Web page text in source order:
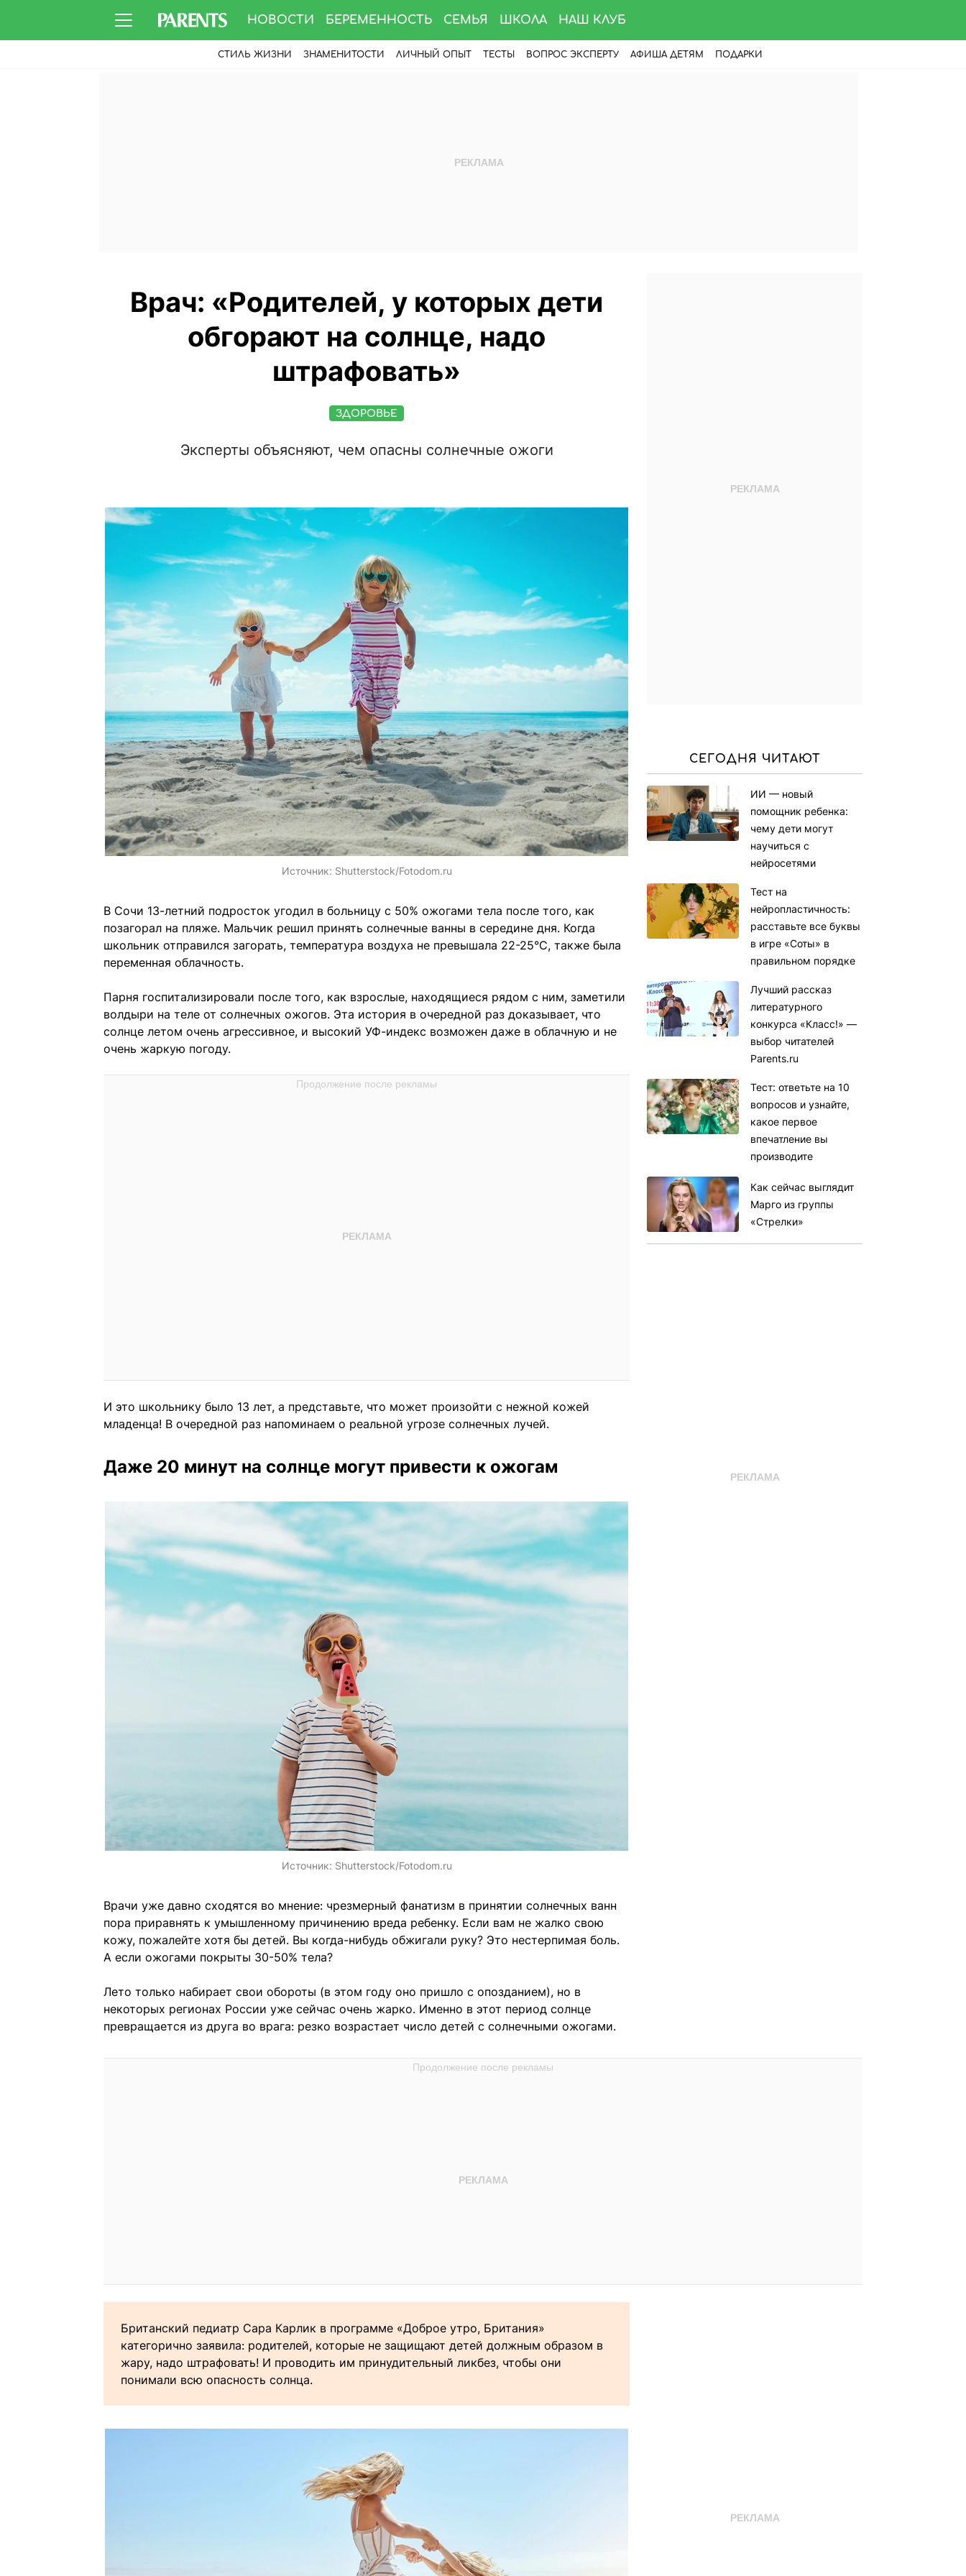
НОВОСТИ БЕРЕМЕННОСТЬ СЕМЬЯ ШКОЛА НАШ КЛУБ
СТИЛЬ ЖИЗНИ ЗНАМЕНИТОСТИ ЛИЧНЫЙ ОПЫТ ТЕСТЫ ВОПРОС ЭКСПЕРТУ АФИША ДЕТЯМ ПОДАРКИ
Врач: «Родителей, у которых дети
обгорают на солнце, надо
штрафовать»
ЗДОРОВЬЕ
Эксперты объясняют, чем опасны солнечные ожоги
Источник: Shutterstock/Fotodom.ru
В Сочи 13-летний подросток угодил в больницу с 50% ожогами тела после того, как
позагорал на пляже. Мальчик решил принять солнечные ванны в середине дня. Когда
школьник отправился загорать, температура воздуха не превышала 22-25°C, также была
переменная облачность.
Парня госпитализировали после того, как взрослые, находящиеся рядом с ним, заметили
волдыри на теле от солнечных ожогов. Эта история в очередной раз доказывает, что
солнце летом очень агрессивное, и высокий УФ-индекс возможен даже в облачную и не
очень жаркую погоду.
И это школьнику было 13 лет, а представьте, что может произойти с нежной кожей
младенца! В очередной раз напоминаем о реальной угрозе солнечных лучей.
Даже 20 минут на солнце могут привести к ожогам
Источник: Shutterstock/Fotodom.ru
Врачи уже давно сходятся во мнение: чрезмерный фанатизм в принятии солнечных ванн
пора приравнять к умышленному причинению вреда ребенку. Если вам не жалко свою
кожу, пожалейте хотя бы детей. Вы когда-нибудь обжигали руку? Это нестерпимая боль.
А если ожогами покрыты 30-50% тела?
Лето только набирает свои обороты (в этом году оно пришло с опозданием), но в
некоторых регионах России уже сейчас очень жарко. Именно в этот период солнце
превращается из друга во врага: резко возрастает число детей с солнечными ожогами.
Британский педиатр Сара Карлик в программе «Доброе утро, Британия»
категорично заявила: родителей, которые не защищают детей должным образом в
жару, надо штрафовать! И проводить им принудительный ликбез, чтобы они
понимали всю опасность солнца.
СЕГОДНЯ ЧИТАЮТ
ИИ — новый
помощник ребенка:
чему дети могут
научиться с
нейросетями
Тест на
нейропластичность:
расставьте все буквы
в игре «Соты» в
правильном порядке
Лучший рассказ
литературного
конкурса «Класс!» —
выбор читателей
Parents.ru
Тест: ответьте на 10
вопросов и узнайте,
какое первое
впечатление вы
производите
Как сейчас выглядит
Марго из группы
«Стрелки»